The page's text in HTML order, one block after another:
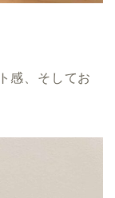
感、そしてお